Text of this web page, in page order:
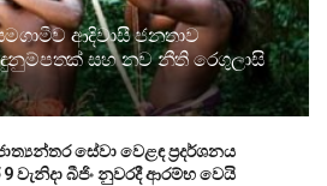
ආදිවාසී ජනතාව
සහ නව නීති රෙගුලාසි
සේවා වෙළඳ ප්‍රදර්ශනය
9 වැනිදා බීජිං නුවරදී ආරම්භ වෙයි